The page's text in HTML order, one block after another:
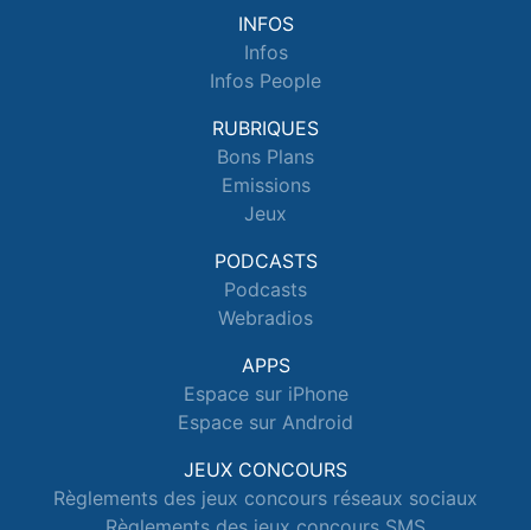
INFOS
Infos
Infos People
RUBRIQUES
Bons Plans
Emissions
Jeux
PODCASTS
Podcasts
Webradios
APPS
Espace sur iPhone
Espace sur Android
JEUX CONCOURS
Règlements des jeux concours réseaux sociaux